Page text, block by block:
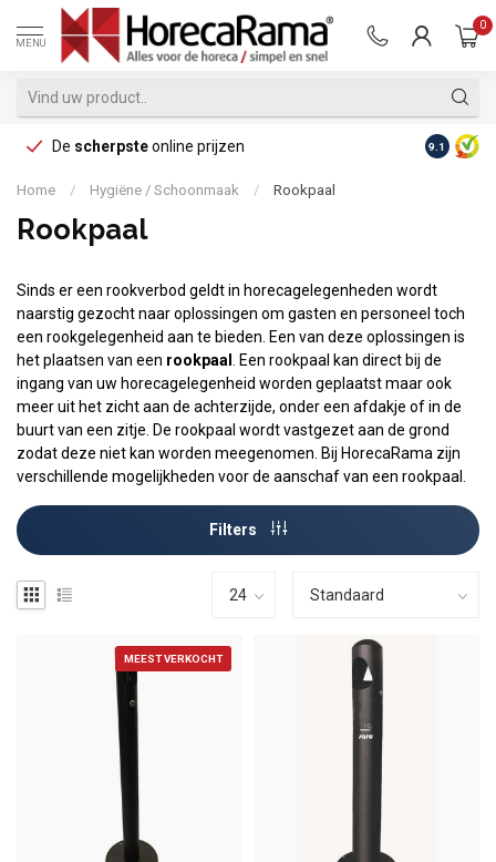
MENU
0
De scherpsteonline prijzen Op
9.1
Home / Hygiëne / Schoonmaak / Rookpaal
Rookpaal
Sinds er een rookverbod geldt in horecagelegenheden wordt
naarstig gezocht naar oplossingen om gasten en personeel toch
een rookgelegenheid aan te bieden. Een van deze oplossingen is
het plaatsen van een rookpaal
. Een rookpaal kan direct bij de
ingang van uw horecagelegenheid worden geplaatst maar ook
meer uit het zicht aan de achterzijde, onder een afdakje of in de
buurt van een zitje. De rookpaal wordt vastgezet aan de grond
zodat deze niet kan worden meegenomen. Bij HorecaRama zijn
verschillende mogelijkheden voor de aanschaf van een rookpaal.
Filters
MEEST VERKOCHT